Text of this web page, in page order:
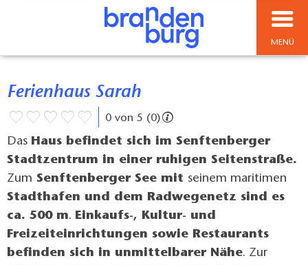
MENÜ
Ferienhaus Sarah
0 von 5 (0)
Das Haus befindet sich im Senftenberger
Stadtzentrum in einer ruhigen Seitenstraße.
Zum Senftenberger See mit seinem maritimen
Stadthafen und dem Radwegenetz sind es
ca. 500 m. Einkaufs-, Kultur- und
Freizeiteinrichtungen sowie Restaurants
befinden sich in unmittelbarer Nähe. Zur